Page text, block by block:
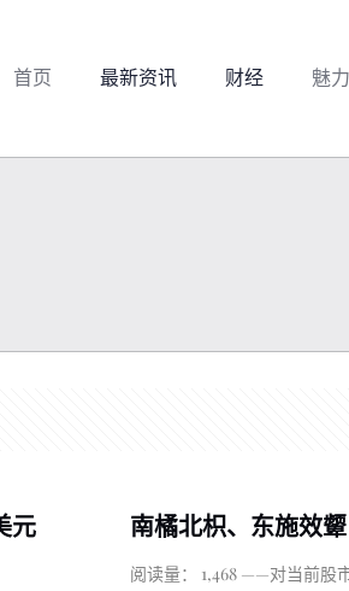
首页 最新资讯 财经 魅
元
南橘北枳、东施效颦
阅读量： 1,468 ——对当前股